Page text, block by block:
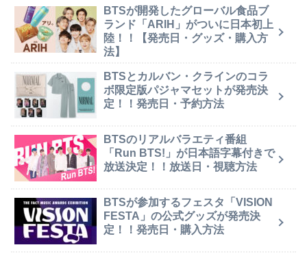
BTSが開発したグローバル食品ブ
ランド「ARIH」がついに日本初上
陸！！【発売日・グッズ・購入方
法】
BTSとカルバン・クラインのコラ
ボ限定版パジャマセットが発売決
定！！発売日・予約方法
BTSのリアルバラエティ番組
「Run BTS!」が日本語字幕付きで
放送決定！！放送日・視聴方法
BTSが参加するフェスタ「VISION
FESTA」の公式グッズが発売決
定！！発売日・購入方法